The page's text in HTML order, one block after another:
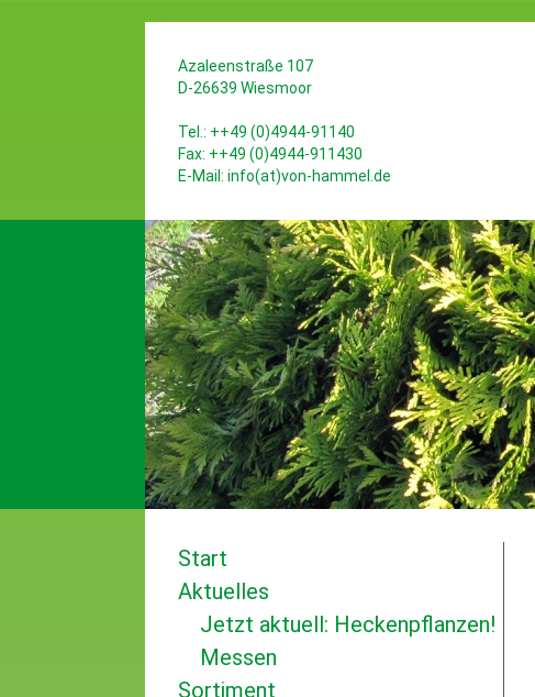
Azaleenstraße 107
D-26639 Wiesmoor
Tel.: ++49 (0)4944-91140
Fax: ++49 (0)4944-911430
E-Mail: info(at)von-hammel.de
Start
Aktuelles
Jetzt aktuell: Heckenpflanzen!
Messen
Sortiment